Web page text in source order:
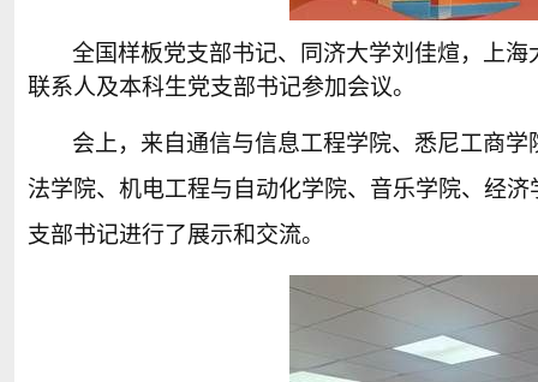
全国样板党支部书记、同济大学刘佳煊，上
联系人及本科生党支部书记参加会议。
会上，来自通信与信息工程学院、悉尼工商
法学院、机电工程与自动化学院、音乐学院、经
支部书记进行了展示和交流。